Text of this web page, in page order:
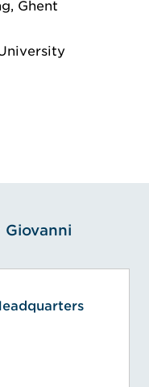
Ghent